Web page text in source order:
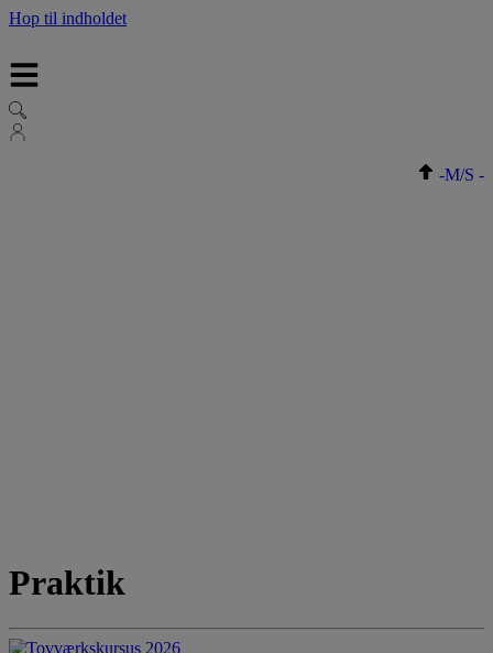
Hop til indholdet
-M/S -
Praktik